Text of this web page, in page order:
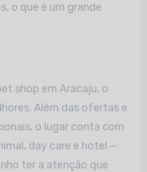
o que é um grande
shop em Aracaju, o
Além das ofertas e
o lugar conta com
day care e hotel —
ter a atenção que